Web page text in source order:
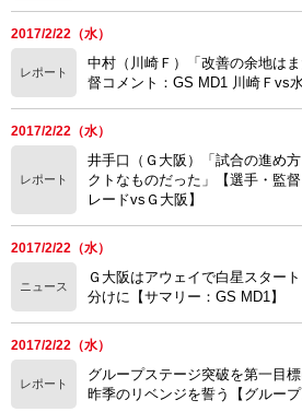
2017/2/22（水）
レポート
中村（川崎Ｆ）「改善の余地は
督コメント：GS MD1 川崎Ｆvs水
2017/2/22（水）
レポート
井手口（Ｇ大阪）「試合の進め
クトなものだった」【選手・監
レードvsＧ大阪】
2017/2/22（水）
ニュース
Ｇ大阪はアウェイで白星スター
分けに【サマリー：GS MD1】
2017/2/22（水）
レポート
グループステージ突破を第一目
昨季のリベンジを誓う【グループ